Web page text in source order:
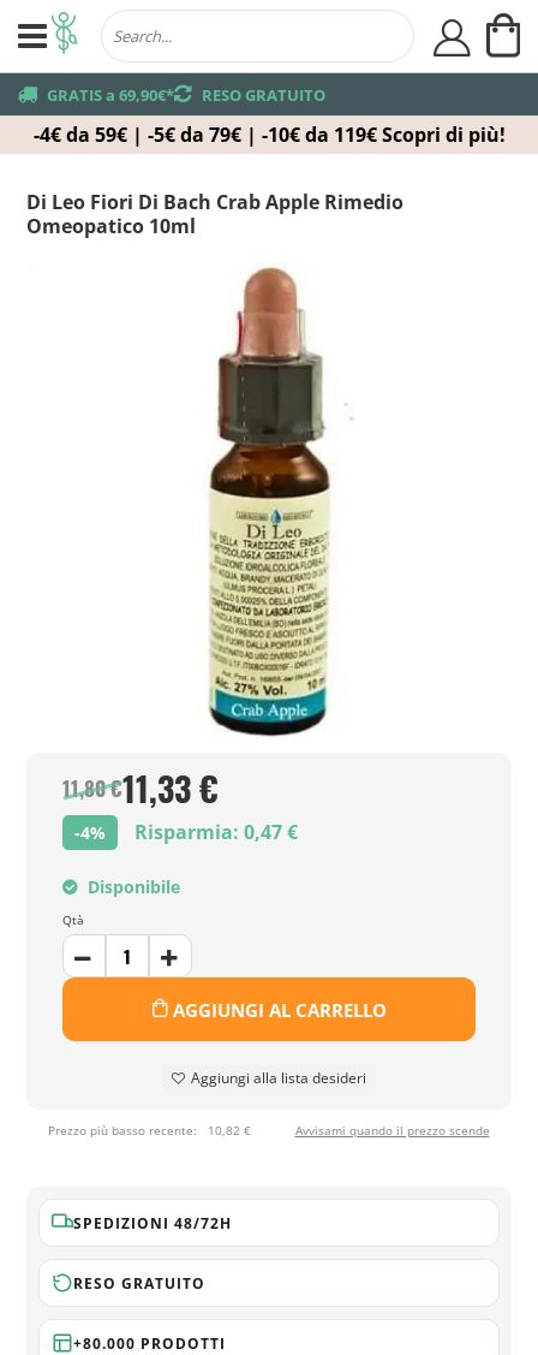
-4€ da 59€ | -5€ da 79€ | -10€ da 119€ Scopri di più!
truck GRATIS a 69,90€*returns RESO GRATUITO
user
Di Leo Fiori Di Bach Crab Apple Rimedio
Omeopatico 10ml
11,80 €11,33 €
-4% Risparmia: 0,47 €
Disponibile
Qtà
AGGIUNGI AL CARRELLO
Aggiungi alla lista desideri
Prezzo più basso recente: 10,82 € Avvisami quando il prezzo scende
SPEDIZIONI 48/72H
RESO GRATUITO
+80.000 PRODOTTI